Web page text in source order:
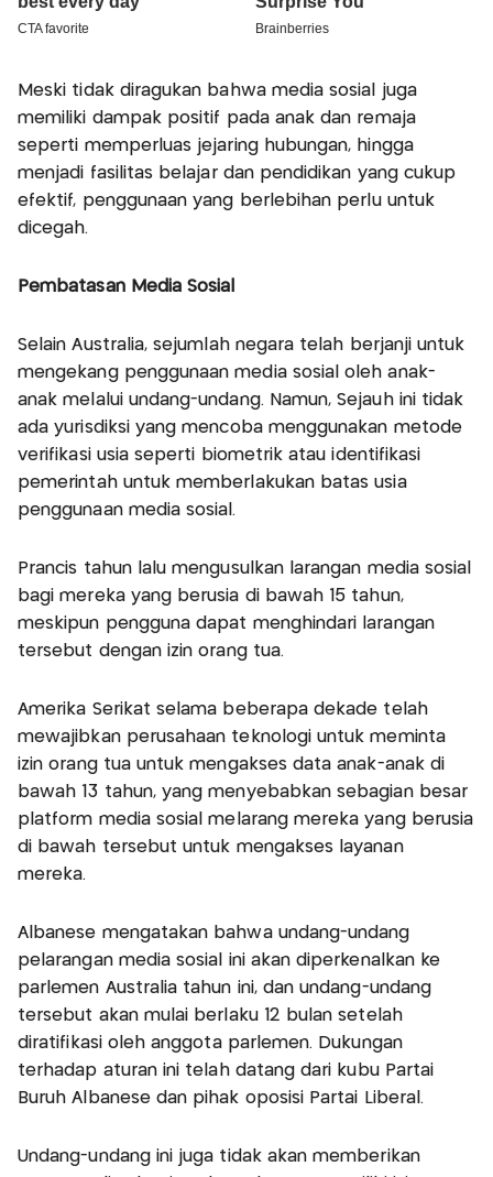
Meski tidak diragukan bahwa media sosial juga
memiliki dampak positif pada anak dan remaja
seperti memperluas jejaring hubungan, hingga
menjadi fasilitas belajar dan pendidikan yang cukup
efektif, penggunaan yang berlebihan perlu untuk
dicegah.
Pembatasan Media Sosial
Selain Australia, sejumlah negara telah berjanji untuk
mengekang penggunaan media sosial oleh anak-
anak melalui undang-undang. Namun, Sejauh ini tidak
ada yurisdiksi yang mencoba menggunakan metode
verifikasi usia seperti biometrik atau identifikasi
pemerintah untuk memberlakukan batas usia
penggunaan media sosial.
Prancis tahun lalu mengusulkan larangan media sosial
bagi mereka yang berusia di bawah 15 tahun,
meskipun pengguna dapat menghindari larangan
tersebut dengan izin orang tua.
Amerika Serikat selama beberapa dekade telah
mewajibkan perusahaan teknologi untuk meminta
izin orang tua untuk mengakses data anak-anak di
bawah 13 tahun, yang menyebabkan sebagian besar
platform media sosial melarang mereka yang berusia
di bawah tersebut untuk mengakses layanan
mereka.
Albanese mengatakan bahwa undang-undang
pelarangan media sosial ini akan diperkenalkan ke
parlemen Australia tahun ini, dan undang-undang
tersebut akan mulai berlaku 12 bulan setelah
diratifikasi oleh anggota parlemen. Dukungan
terhadap aturan ini telah datang dari kubu Partai
Buruh Albanese dan pihak oposisi Partai Liberal.
Undang-undang ini juga tidak akan memberikan